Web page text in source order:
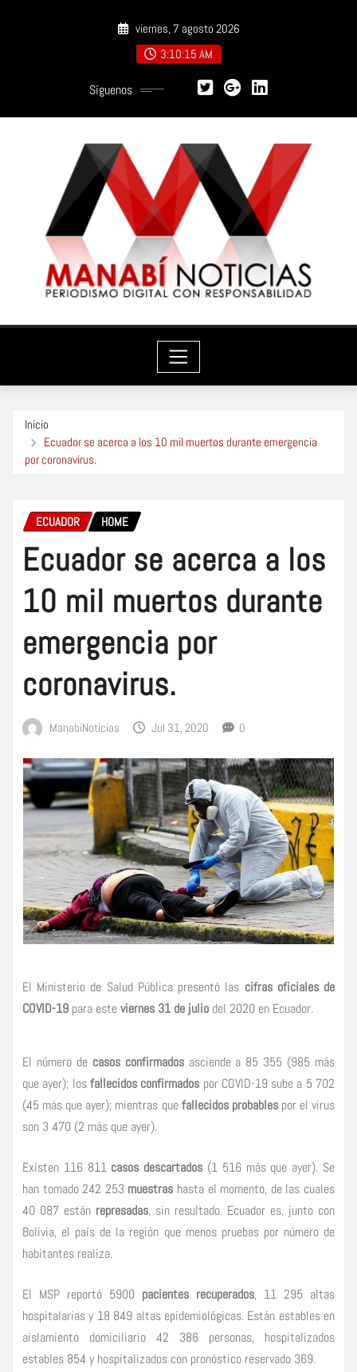
viernes, 7 agosto 2026
3:10:16 AM
Síguenos
Inicio
Ecuador se acerca a los 10 mil muertos durante emergencia
por coronavirus.
ECUADOR HOME
Ecuador se acerca a los
10 mil muertos durante
emergencia por
coronavirus.
ManabiNoticias Jul 31, 2020 0
El Ministerio de Salud Pública presentó las cifras oficiales de
COVID-19 para esteviernes 31 de julio del 2020 en Ecuador.
El número de casos confirmadosasciende a 85 355 (985 más
que ayer); losfallecidos confirmados por COVID-19 sube a 5 702
(45 más que ayer); mientras quefallecidos probables por el virus
son 3 470 (2 más que ayer).
Existen 116 811 casos descartados (1 516 más que ayer). Se
han tomado 242 253 muestras hasta el momento, de las cuales
40 087 están represadas, sin resultado. Ecuador es, junto con
Bolivia, el país de la región que menos pruebas por número de
habitantes realiza.
El MSP reportó 5900 pacientes recuperados, 11 295 altas
hospitalarias y 18 849 altas epidemiológicas. Están estables en
aislamiento domiciliario 42 386 personas, hospitalizados
estables 854 y hospitalizados con pronóstico reservado 369.